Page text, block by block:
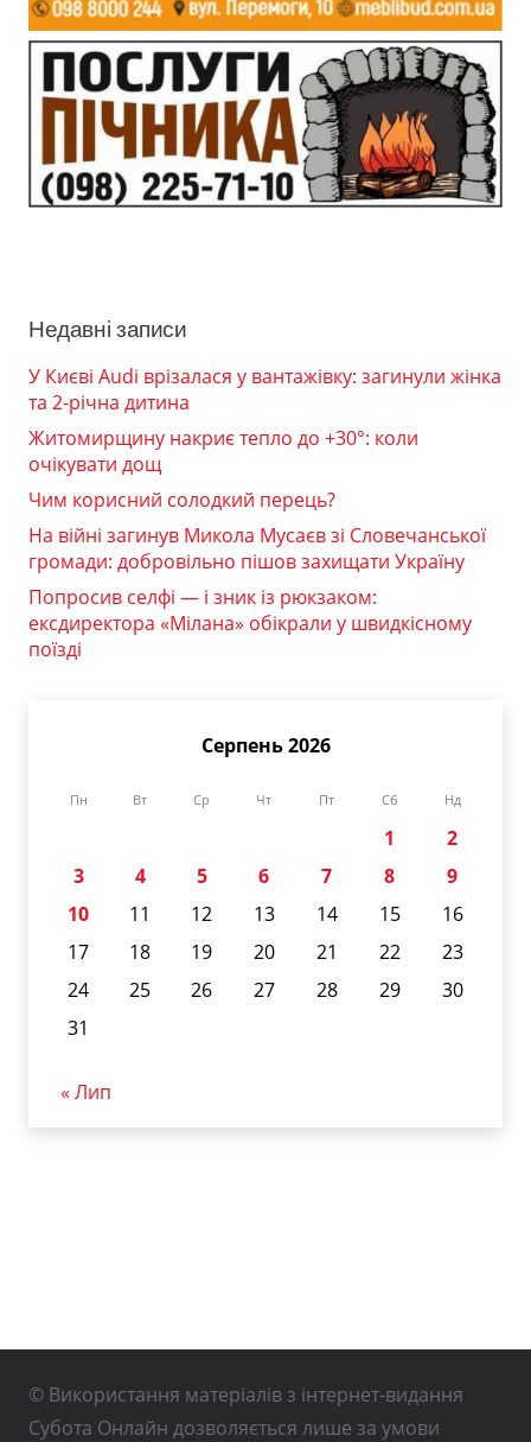
Недавні записи
У Києві Audi врізалася у вантажівку: загинули жінка
та 2-річна дитина
Житомирщину накриє тепло до +30°: коли
очікувати дощ
Чим корисний солодкий перець?
На війні загинув Микола Мусаєв зі Словечанської
громади: добровільно пішов захищати Україну
Попросив селфі — і зник із рюкзаком:
ексдиректора «Мілана» обікрали у швидкісному
поїзді
Серпень 2026
Пн Вт Ср Чт Пт Сб Нд
1
2
3
4 5 6 7 8
9
10
11 12 13 14 15
16
17
18 19 20 21 22
23
24
25 26 27 28 29
30
31
« Лип
© Використання матеріалів з інтернет-видання
Субота Онлайн дозволяється лише за умови